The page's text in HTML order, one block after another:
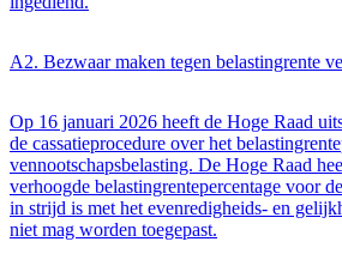
A2. Bezwaar maken tegen belastingrente
Op 16 januari 2026 heeft de Hoge Raad
de cassatieprocedure over het
vennootschapsbelasting. De Hoge Raad
verhoogde belastingrentepercentage voor
in strijd is met het evenredigheids- en
niet mag worden toegepast.